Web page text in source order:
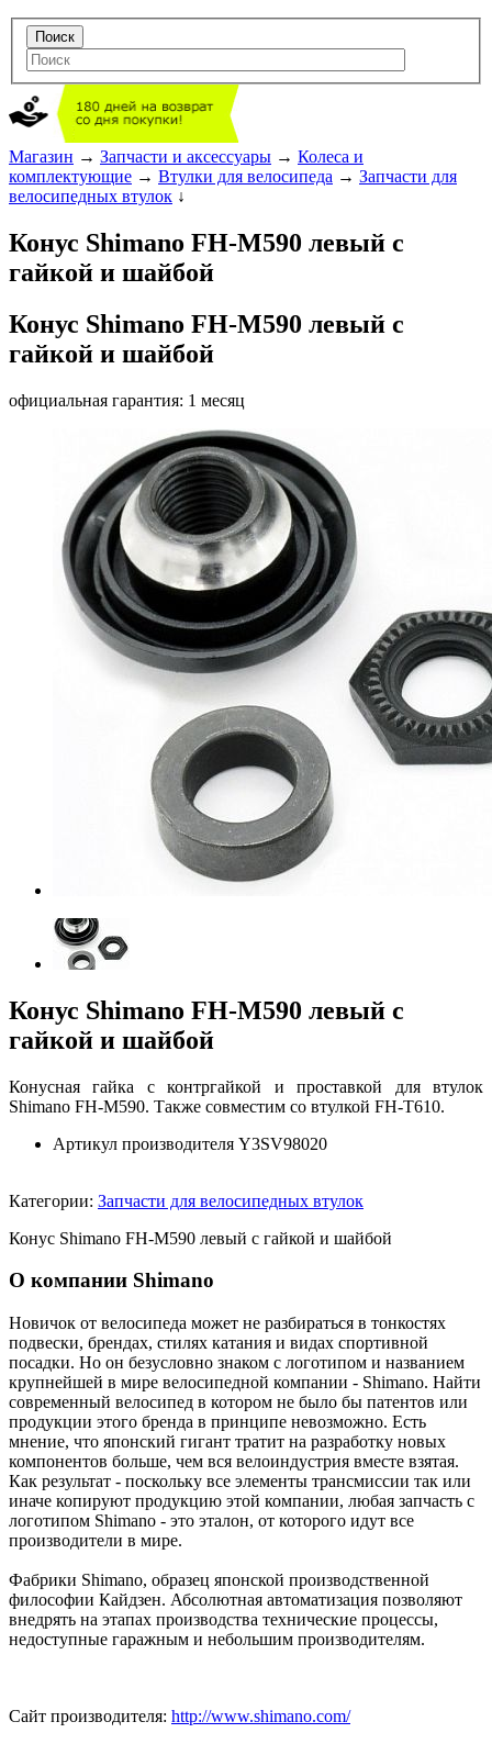
Магазин → Запчасти и аксессуары → Колеса и
комплектующие → Втулки для велосипеда → Запчасти для
велосипедных втулок ↓
Конус Shimano FH-M590 левый с
гайкой и шайбой
Конус Shimano FH-M590 левый с
гайкой и шайбой
официальная гарантия: 1 месяц
Конус Shimano FH-M590 левый с
гайкой и шайбой
Конусная гайка с контргайкой и проставкой для втулок
Shimano FH-M590. Также совместим со втулкой FH-T610.
Артикул производителя Y3SV98020
Категории: Запчасти для велосипедных втулок
Конус Shimano FH-M590 левый с гайкой и шайбой
О компании Shimano
Новичок от велосипеда может не разбираться в тонкостях
подвески, брендах, стилях катания и видах спортивной
посадки. Но он безусловно знаком с логотипом и названием
крупнейшей в мире велосипедной компании - Shimano. Найти
современный велосипед в котором не было бы патентов или
продукции этого бренда в принципе невозможно. Есть
мнение, что японский гигант тратит на разработку новых
компонентов больше, чем вся велоиндустрия вместе взятая.
Как результат - поскольку все элементы трансмиссии так или
иначе копируют продукцию этой компании, любая запчасть с
логотипом Shimano - это эталон, от которого идут все
производители в мире.
Фабрики Shimano, образец японской производственной
философии Кайдзен. Абсолютная автоматизация позволяют
внедрять на этапах производства технические процессы,
недоступные гаражным и небольшим производителям.
Сайт производителя: http://www.shimano.com/